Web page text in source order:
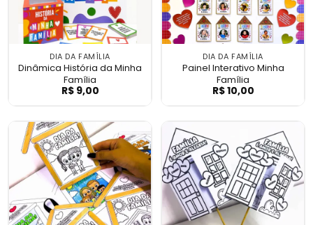
DIA DA FAMÍLIA
Dinâmica História da Minha
Família
Dinâmica História da Minha Família
R$9,00
DIA DA FAMÍLIA
Painel Interativo Minha
Família
Painel
R$10,00